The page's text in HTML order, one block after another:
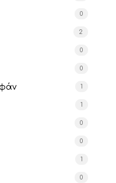
0
2
0
0
1
1
0
0
1
0